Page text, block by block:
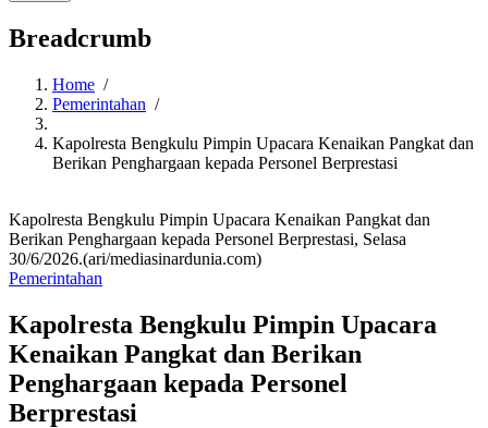
Breadcrumb
Home /
Pemerintahan /
Kapolresta Bengkulu Pimpin Upacara Kenaikan Pangkat dan
Berikan Penghargaan kepada Personel Berprestasi
Kapolresta Bengkulu Pimpin Upacara Kenaikan Pangkat dan
Berikan Penghargaan kepada Personel Berprestasi, Selasa
30/6/2026.(ari/mediasinardunia.com)
Pemerintahan
Kapolresta Bengkulu Pimpin Upacara
Kenaikan Pangkat dan Berikan
Penghargaan kepada Personel
Berprestasi